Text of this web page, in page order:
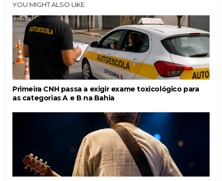
YOU MIGHT ALSO LIKE
Primeira CNH passa a exigir exame toxicológico para
as categorias A e B na Bahia